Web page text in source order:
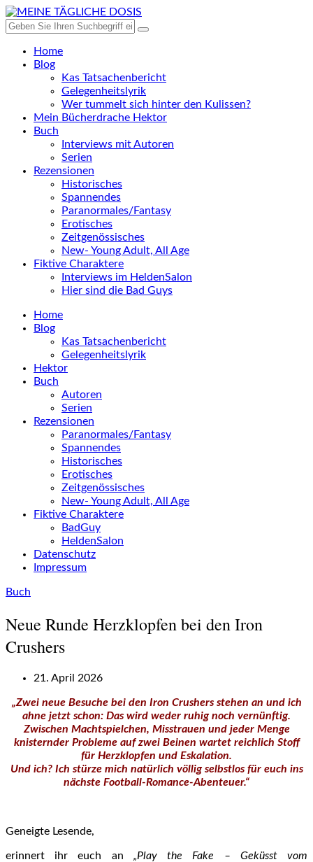
Home
Blog
Kas Tatsachenbericht
Gelegenheitslyrik
Wer tummelt sich hinter den Kulissen?
Mein Bücherdrache Hektor
Buch
Interviews mit Autoren
Serien
Rezensionen
Historisches
Spannendes
Paranormales/Fantasy
Erotisches
Zeitgenössisches
New- Young Adult, All Age
Fiktive Charaktere
Interviews im HeldenSalon
Hier sind die Bad Guys
Home
Blog
Kas Tatsachenbericht
Gelegenheitslyrik
Hektor
Buch
Autoren
Serien
Rezensionen
Paranormales/Fantasy
Spannendes
Historisches
Erotisches
Zeitgenössisches
New- Young Adult, All Age
Fiktive Charaktere
BadGuy
HeldenSalon
Datenschutz
Impressum
Buch
Neue Runde Herzklopfen bei den Iron
Crushers
21. April 2026
„Zwei neue Besuche bei den Iron Crushers stehen an und ich
ahne jetzt schon: Das wird weder ruhig noch vernünftig.
Zwischen Machtspielchen, Misstrauen und jeder Menge
knisternder Probleme auf zwei Beinen wartet reichlich Stoff
für Herzklopfen und Eskalation.
Und ich? Ich stürze mich natürlich völlig selbstlos für euch ins
nächste Football-Romance-Abenteuer.“
Geneigte Lesende,
erinnert ihr euch an „Play the Fake – Geküsst vom